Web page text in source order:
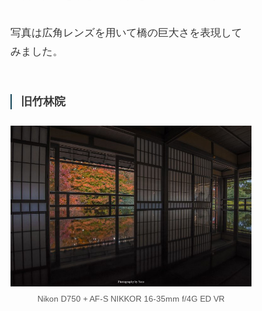
写真は広角レンズを用いて橋の巨大さを表現して
みました。
旧竹林院
Nikon D750 + AF-S NIKKOR 16-35mm f/4G ED VR